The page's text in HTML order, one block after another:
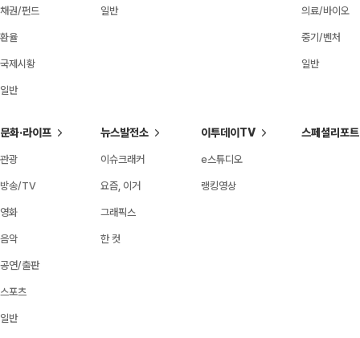
채권/펀드
환율
국제시황
일반
일반 의료/바이오
중기/벤처
일반
문화·라이프
관광
방송/TV
영화
음악
공연/출판
스포츠
일반
뉴스발전소
이슈크래커
요즘, 이거
그래픽스
한 컷
이투데이TV
e스튜디오
랭킹영상
스페셜리포트